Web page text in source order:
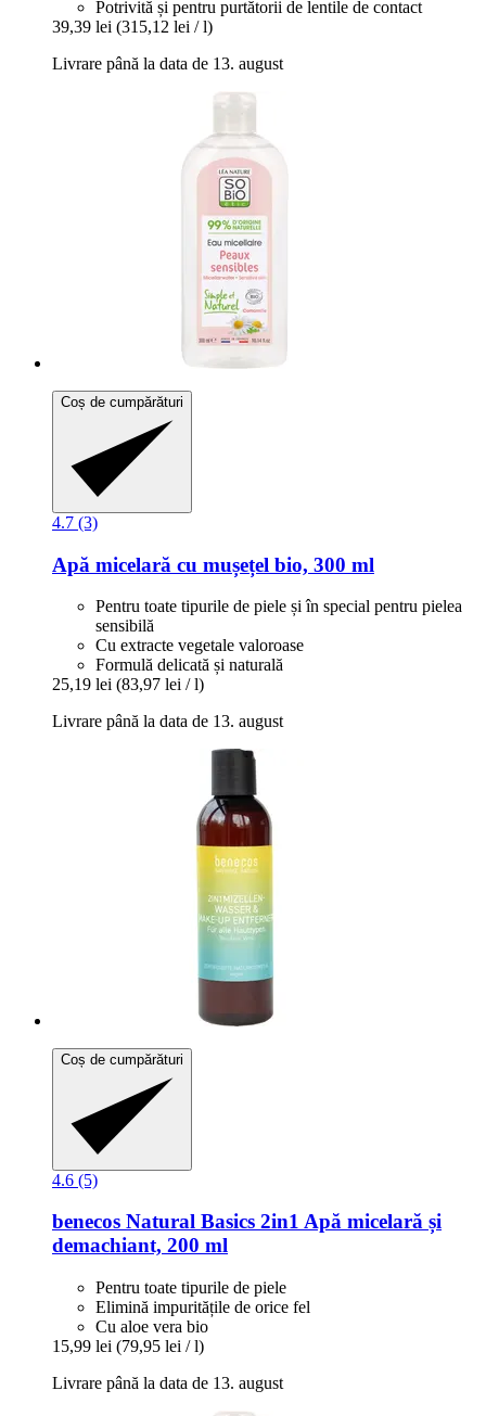
Potrivită și pentru purtătorii de lentile de contact
39,39 lei (315,12 lei / l)
Livrare până la data de 13. august
Coș de cumpărături
4.7 (3)
Apă micelară cu mușețel bio, 300 ml
Pentru toate tipurile de piele și în special pentru pielea
sensibilă
Cu extracte vegetale valoroase
Formulă delicată și naturală
25,19 lei (83,97 lei / l)
Livrare până la data de 13. august
Coș de cumpărături
4.6 (5)
benecos Natural Basics 2in1 Apă micelară și
demachiant, 200 ml
Pentru toate tipurile de piele
Elimină impuritățile de orice fel
Cu aloe vera bio
15,99 lei (79,95 lei / l)
Livrare până la data de 13. august